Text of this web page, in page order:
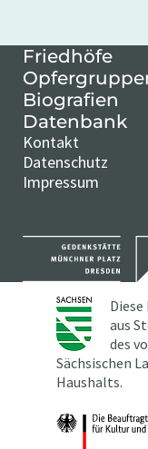
Friedhöfe
Biografien
Datenbank
Kontakt
Datenschutz
Impressum
aus
des
Sächsischen
Haushalts.